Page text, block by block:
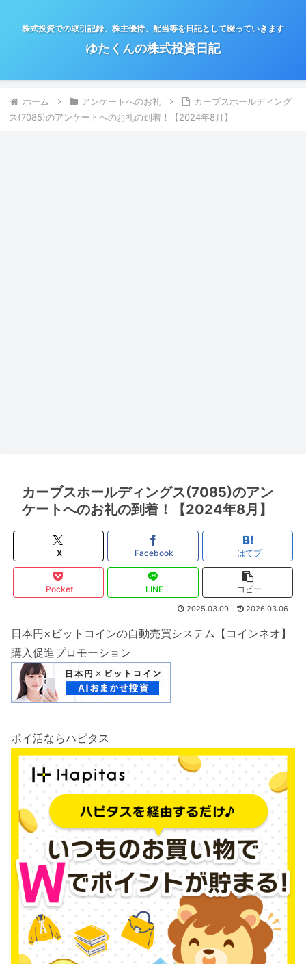
株式投資での取引記録、株主優待、配当等を日記として綴っていきます
ゆたくんの株式投資日記
ホーム アンケートへのお礼
カーブスホールディング
ス(7085)のアンケートへのお礼の到着！【2024年8月】
カーブスホールディングス(7085)のアン
ケートへのお礼の到着！【2024年8月】
X Facebook はてブ
Pocket LINE コピー
2025.03.09 2026.03.06
日本円×ビットコインの自動売買システム【コインネオ】
購入促進プロモーション
ポイ活ならハピタス